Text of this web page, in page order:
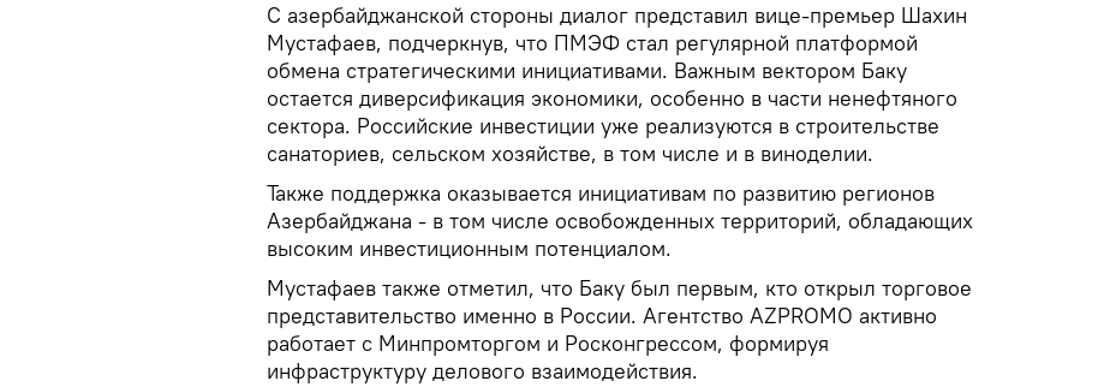
С азербайджанской стороны диалог представил вице-премьер Шахин
Мустафаев, подчеркнув, что ПМЭФ стал регулярной платформой
обмена стратегическими инициативами. Важным вектором Баку
остается диверсификация экономики, особенно в части ненефтяного
сектора. Российские инвестиции уже реализуются в строительстве
санаториев, сельском хозяйстве, в том числе и в виноделии.
Также поддержка оказывается инициативам по развитию регионов
Азербайджана - в том числе освобожденных территорий, обладающих
высоким инвестиционным потенциалом.
Мустафаев также отметил, что Баку был первым, кто открыл торговое
представительство именно в России. Агентство AZPROMO активно
работает с Минпромторгом и Росконгрессом, формируя
инфраструктуру делового взаимодействия.